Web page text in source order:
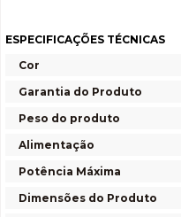
ESPECIFICAÇÕES TÉCNICAS
Cor
Garantia do Produto
Peso do produto
Alimentação
Potência Máxima
Dimensões do Produto